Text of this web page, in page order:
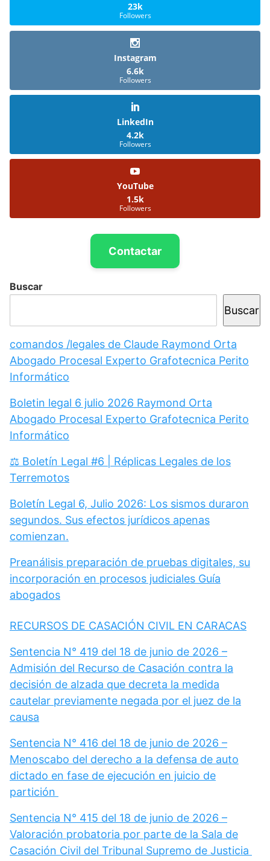
23k
Followers
Instagram
6.6k
Followers
LinkedIn
4.2k
Followers
YouTube
1.5k
Followers
Contactar
Buscar
Buscar
comandos /legales de Claude Raymond Orta
Abogado Procesal Experto Grafotecnica Perito
Informático
Boletin legal 6 julio 2026 Raymond Orta
Abogado Procesal Experto Grafotecnica Perito
Informático
⚖️ Boletín Legal #6 | Réplicas Legales de los
Terremotos
Boletín Legal 6, Julio 2026: Los sismos duraron
segundos. Sus efectos jurídicos apenas
comienzan.
Preanálisis preparación de pruebas digitales, su
incorporación en procesos judiciales Guía
abogados
RECURSOS DE CASACIÓN CIVIL EN CARACAS
Sentencia N° 419 del 18 de junio de 2026 –
Admisión del Recurso de Casación contra la
decisión de alzada que decreta la medida
cautelar previamente negada por el juez de la
causa
Sentencia N° 416 del 18 de junio de 2026 –
Menoscabo del derecho a la defensa de auto
dictado en fase de ejecución en juicio de
partición
Sentencia N° 415 del 18 de junio de 2026 –
Valoración probatoria por parte de la Sala de
Casación Civil del Tribunal Supremo de Justicia